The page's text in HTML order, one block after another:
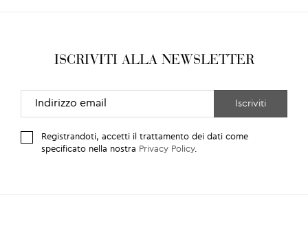
ISCRIVITI ALLA NEWSLETTER
Registrandoti, accetti il trattamento dei dati come
specificato nella nostra Privacy Policy.